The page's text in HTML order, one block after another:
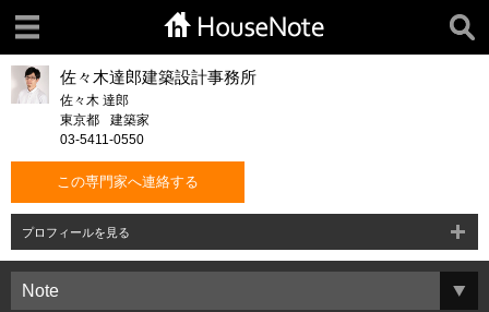
佐々木達郎建築設計事務所
佐々木 達郎
東京都
建築家
03-5411-0550
この専門家へ連絡する
プロフィールを見る